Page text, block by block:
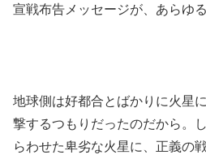
宣戦布告メッセージが、あらゆ
地球側は好都合とばかりに火星
撃するつもりだったのだから。
らわせた卑劣な火星に、正義の